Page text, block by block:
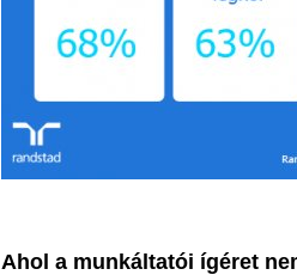
Ahol a munkáltatói ígéret